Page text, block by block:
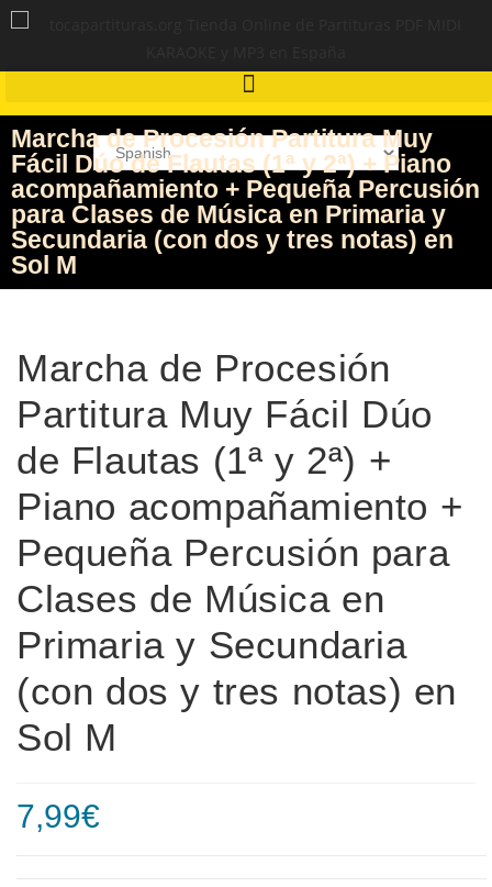
Marcha de Procesión Partitura Muy
Fácil Dúo de Flautas (1ª y 2ª) + Piano
acompañamiento + Pequeña Percusión
para Clases de Música en Primaria y
Secundaria (con dos y tres notas) en
Sol M
Marcha de Procesión
Partitura Muy Fácil Dúo
de Flautas (1ª y 2ª) +
Piano acompañamiento +
Pequeña Percusión para
Clases de Música en
Primaria y Secundaria
(con dos y tres notas) en
Sol M
7,99€